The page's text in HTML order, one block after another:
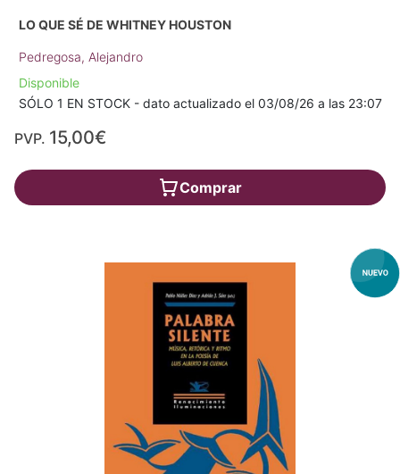
LO QUE SÉ DE WHITNEY HOUSTON
Pedregosa, Alejandro
Disponible
SÓLO 1 EN STOCK - dato actualizado el 03/08/26 a las 23:07
PVP. 15,00€
Comprar